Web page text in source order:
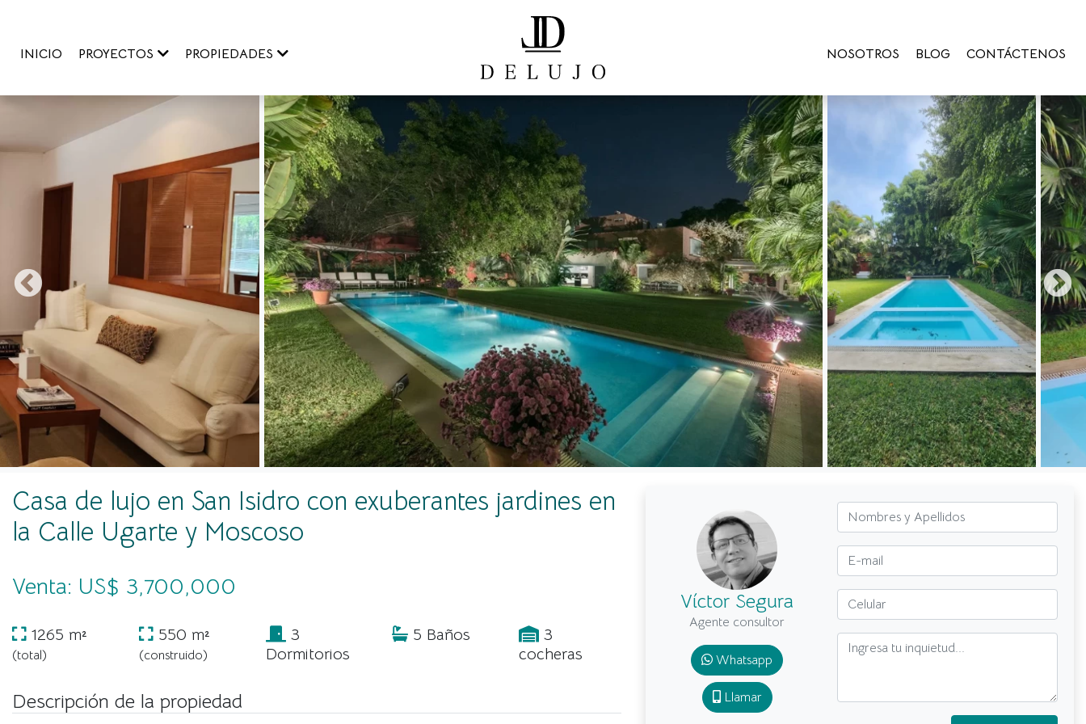
INICIO PROYECTOS PROPIEDADES CONTÁCTENOS
BLOG
NOSOTROS
Casa de lujo en San Isidro con exuberantes jardines en
la Calle Ugarte y Moscoso
Venta: US$ 3,700,000
1265 m²
(total)
550 m²
(construido)
3
Dormitorios
5 Baños
3
cocheras
Descripción de la propiedad
Víctor Segura
Agente consultor
Whatsapp
Llamar